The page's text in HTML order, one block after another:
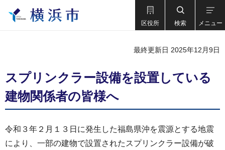
区役所 検索 メニュー
最終更新日 2025年12月9日
スプリンクラー設備を設置している
建物関係者の皆様へ
令和３年２月１３日に発生した福島県沖を震源とする地震
により、一部の建物で設置されたスプリンクラー設備が破